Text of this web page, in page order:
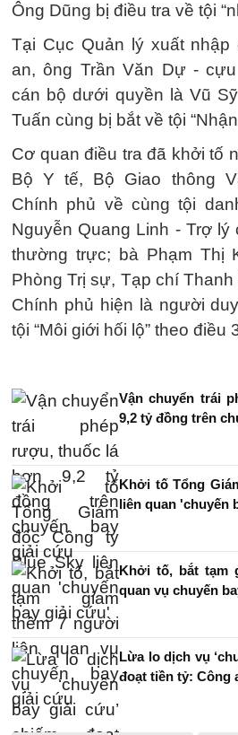
Ông Dũng bị điều tra về tội
Tại Cục Quản lý xuất nhập
an, ông Trần Văn Dự -
cán bộ dưới quyền là Vũ
Tuấn cùng bị bắt về tội
Cơ quan điều tra đã khởi tố
Bộ Y tế, Bộ Giao thông
Chính phủ về cùng tội
Nguyễn Quang Linh - Trợ
thường trực; bà Phạm Thị
Phòng Trị sự, Tạp chí
Chính phủ hiện là người
tội “Môi giới hối lộ” theo điều
Vận chuyển trái
9,2 tỷ đồng trên
Khởi tố Tổng
liên quan 'chuyến
Khởi tố, bắt tạm
quan vụ chuyến
Lừa lo dịch vụ
đoạt tiền tỷ: Công